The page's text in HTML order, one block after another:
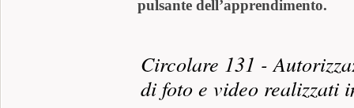
pulsante dell’apprendimento.
Circolare 131 -
di foto e video realizzati